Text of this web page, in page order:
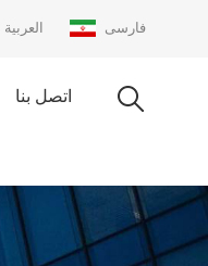
العربية فارسی
اتصل بنا